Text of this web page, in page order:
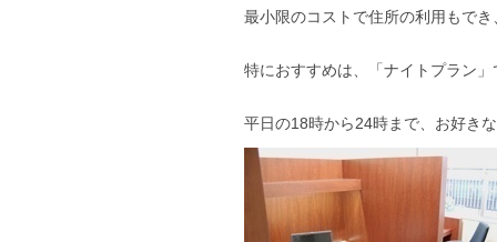
最小限のコストで住所の利用もで
特におすすめは、「ナイトプラン」
平日の18時から24時まで、お好き